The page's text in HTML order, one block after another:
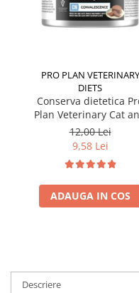
PRO PLAN VETERINARY
DIETS
Conserva dietetica
Plan Veterinary Cat
Dog Convalescence 195
gr
12,00 Lei
9,58 Lei
ADAUGA IN COS
Descriere